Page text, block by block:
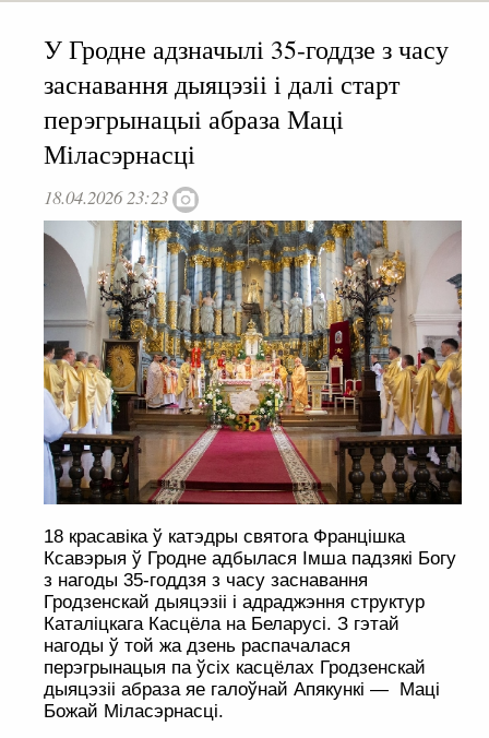
У Гродне адзначылі 35-годдзе з часу
заснавання дыяцэзіі і далі старт
перэгрынацыі абраза Маці
Міласэрнасці
18.04.2026 23:23
18 красавіка ў катэдры святога Францішка
Ксавэрыя ў Гродне адбылася Імша падзякі Богу
з нагоды 35-годдзя з часу заснавання
Гродзенскай дыяцэзіі і адраджэння структур
Каталіцкага Касцёла на Беларусі. З гэтай
нагоды ў той жа дзень распачалася
перэгрынацыя па ўсіх касцёлах Гродзенскай
дыяцэзіі абраза яе галоўнай Апякункі — Маці
Божай Міласэрнасці.